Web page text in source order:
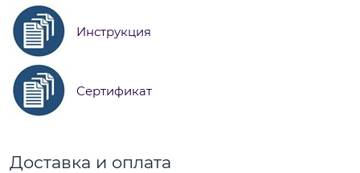
Инструкция
Сертификат
Доставка и оплата